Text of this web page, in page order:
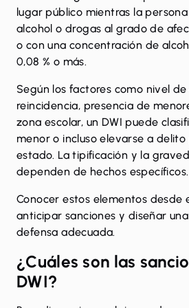
lugar público mientras la
alcohol o drogas al grado de
o con una concentración de
0,08 % o más.
Según los factores como nivel de
reincidencia, presencia de
zona escolar, un DWI puede
menor o incluso elevarse a delito
estado. La tipificación y la
dependen de hechos específicos.
Conocer estos elementos desde
anticipar sanciones y diseñar
defensa adecuada.
¿Cuáles son las
DWI?